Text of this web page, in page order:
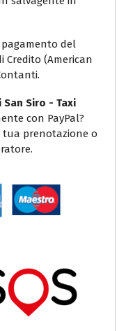
pagamento del
Credito (American
San Siro - Taxi
con PayPal?
prenotazione o